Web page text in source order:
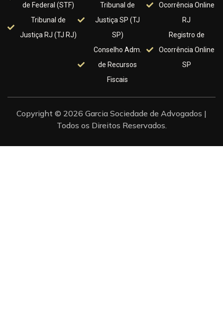
de Federal (STF)
Tribunal de
Justiça RJ (TJ RJ)
Tribunal de
Justiça SP (TJ
SP)
Conselho Adm.
de Recursos
Fiscais
Ocorrência Online
RJ
Registro de
Ocorrência Online
SP
Copyright © 2026 Garcia Sociedade de Advogados |
Todos os Direitos Reservados.